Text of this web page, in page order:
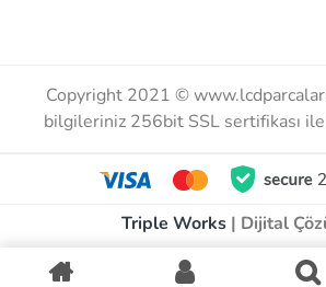
Copyright 2021 ©
bilgileriniz 256bit SSL sertifikası
Triple Works| Dijital